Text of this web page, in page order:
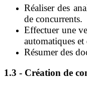
Réaliser des
de concurrents.
Effectuer une
automatiques
Résumer des
1.3 - Création de